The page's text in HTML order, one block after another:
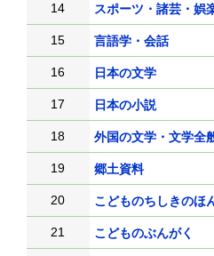
14 スポーツ・諸芸・娯
15 言語学・会話
16 日本の文学
17 日本の小説
18 外国の文学・文学全
19 郷土資料
20 こどものちしきのほ
21 こどものぶんがく